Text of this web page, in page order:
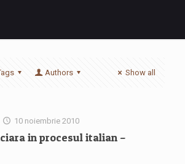
Authors Show all
10 noiembrie 2010
in procesul italian –